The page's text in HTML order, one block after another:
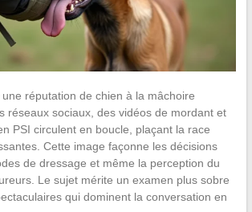
réputation de chien à la mâchoire
réseaux sociaux, des vidéos de mordant et
PSI circulent en boucle, plaçant la race
Cette image façonne les décisions
de dressage et même la perception du
Le sujet mérite un examen plus sobre
qui dominent la conversation en